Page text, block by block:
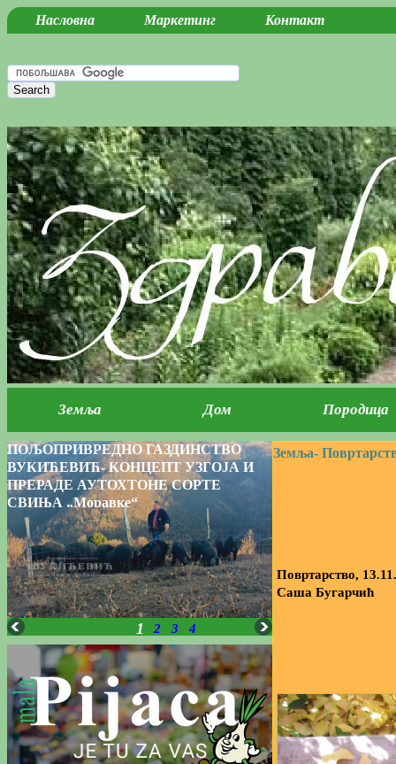
Насловна Маркетинг Контакт
ПОЉОПРИВРЕДНО ГАЗДИНСТВО
ВУКИЋЕВИЋ- КОНЦЕПТ УЗГОЈА И
ПРЕРАДЕ АУТОХТОНЕ СОРТЕ
СВИЊА „Моравке“
1 2 3 4
Земља-
Повртарство,
Саша Бугарчић
Земља Дом Породица